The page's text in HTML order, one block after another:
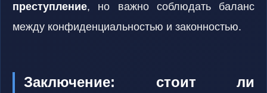
преступление, но важно соблюдать баланс
между конфиденциальностью и законностью.
Заключение: стоит ли